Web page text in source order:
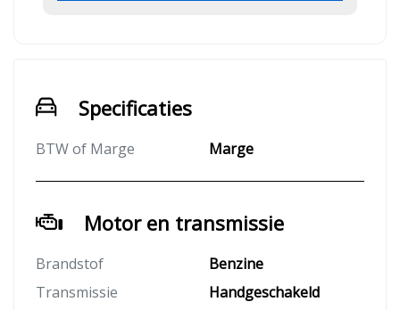
Specificaties
BTW of Marge Marge
Motor en transmissie
Brandstof
Benzine
Transmissie
Handgeschakeld